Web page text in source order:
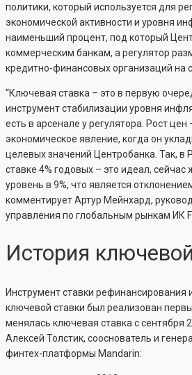
политики, который используется для
экономической активности и уровня
наименьший процент, под который
коммерческим банкам, а регулятор
кредитно-финансовых организаций на
“Ключевая ставка – это в первую
инструмент стабилизации уровня
есть в арсенале у регулятора. Рост
экономическое явление, когда он
целевых значений Центробанка. Так, в
ставке 4% годовых – это идеал,
уровень в 9%, что является
комментирует Артур Мейнхард,
управления по глобальным рынкам ИК
История
Инструмент ставки рефинансирования
ключевой ставки был реализован
менялась ключевая ставка с сентября
Алексей Толстик, сооснователь и
финтех-платформы Mandarin: